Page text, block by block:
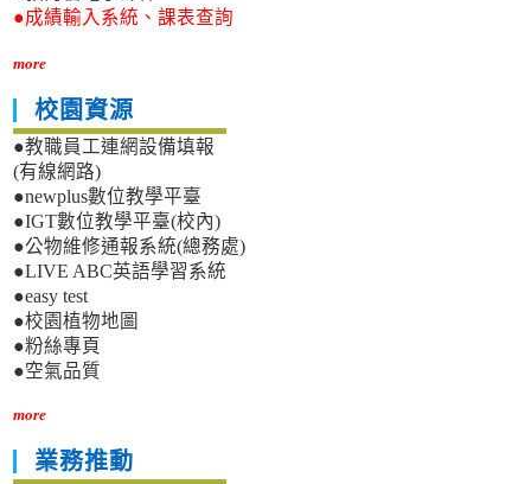
●成績輸入系統、課表查詢
more
校園資源
●教職員工連網設備填報
(有線網路)
●newplus數位教學平臺
●IGT數位教學平臺(校內)
●公物維修通報系統(總務處)
●LIVE ABC英語學習系統
●easy test
●校園植物地圖
●粉絲專頁
●空氣品質
more
業務推動